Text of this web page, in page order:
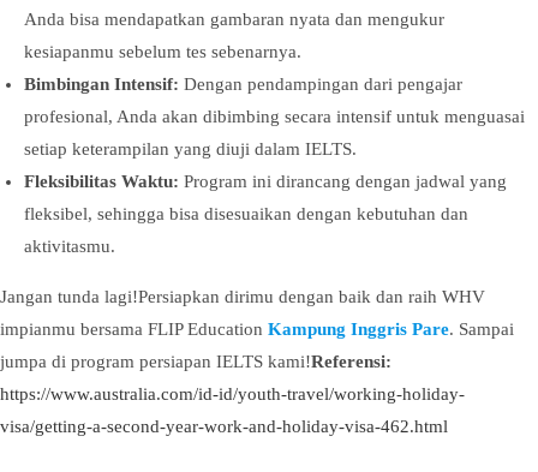
Anda bisa mendapatkan gambaran nyata dan mengukur
kesiapanmu sebelum tes sebenarnya.
Bimbingan Intensif: Dengan pendampingan dari pengajar
profesional, Anda akan dibimbing secara intensif untuk menguasai
setiap keterampilan yang diuji dalam IELTS.
Fleksibilitas Waktu: Program ini dirancang dengan jadwal yang
fleksibel, sehingga bisa disesuaikan dengan kebutuhan dan
aktivitasmu.
Jangan tunda lagi!Persiapkan dirimu dengan baik dan raih WHV
impianmu bersama FLIP Education Kampung Inggris Pare. Sampai
jumpa di program persiapan IELTS kami!Referensi:
https://www.australia.com/id-id/youth-travel/working-holiday-
visa/getting-a-second-year-work-and-holiday-visa-462.html